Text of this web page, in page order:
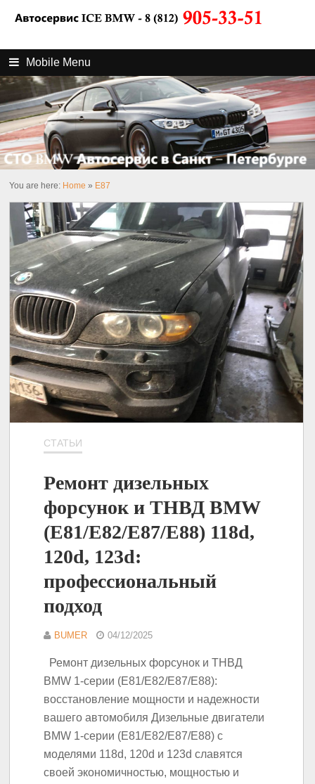
Mobile Menu
You are here: Home » E87
СТАТЬИ
Ремонт дизельных
форсунок и ТНВД BMW
(E81/E82/E87/E88) 118d,
120d, 123d:
профессиональный
подход
BUMER 04/12/2025
Ремонт дизельных форсунок и ТНВД
BMW 1-серии (E81/E82/E87/E88):
восстановление мощности и надежности
вашего автомобиля Дизельные двигатели
BMW 1-серии (E81/E82/E87/E88) с
моделями 118d, 120d и 123d славятся
своей экономичностью, мощностью и